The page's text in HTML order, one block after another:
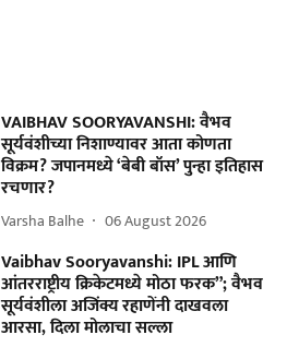
VAIBHAV SOORYAVANSHI: वैभव
सूर्यवंशीच्या निशाण्यावर आता कोणता
विक्रम? जपानमध्ये ‘बेबी बॉस’ पुन्हा इतिहास
रचणार?
Varsha Balhe 06 August 2026
Vaibhav Sooryavanshi: IPL आणि
आंतरराष्ट्रीय क्रिकेटमध्ये मोठा फरक”; वैभव
सूर्यवंशीला अजिंक्य रहाणेंनी दाखवला
आरसा, दिला मोलाचा सल्ला